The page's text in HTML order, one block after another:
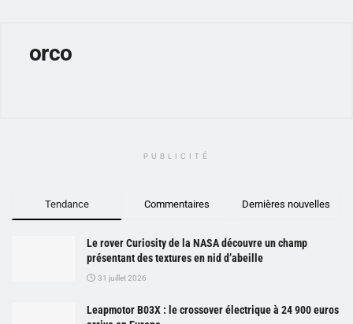
orco
PUBLICITÉ
Tendance Commentaires Dernières nouvelles
Le rover Curiosity de la NASA découvre un champ
présentant des textures en nid d’abeille
31 juillet 2026
Leapmotor B03X : le crossover électrique à 24 900 euros